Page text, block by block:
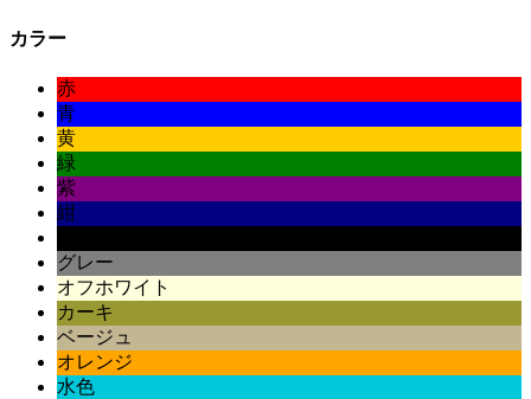
カラー
赤
青
黄
緑
紫
紺
グレー
オフホワイト
カーキ
ベージュ
オレンジ
水色